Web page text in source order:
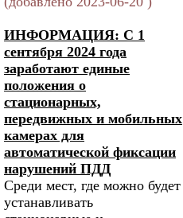
ИНФОРМАЦИЯ: С 1
сентября 2024 года
заработают единые
положения о
стационарных,
передвижных и мобильных
камерах для
автоматической фиксации
нарушений ПДД
Среди мест, где можно будет
устанавливать